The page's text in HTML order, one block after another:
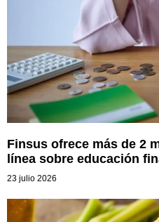
Finsus ofrece más de 2
línea sobre educación
23 julio 2026